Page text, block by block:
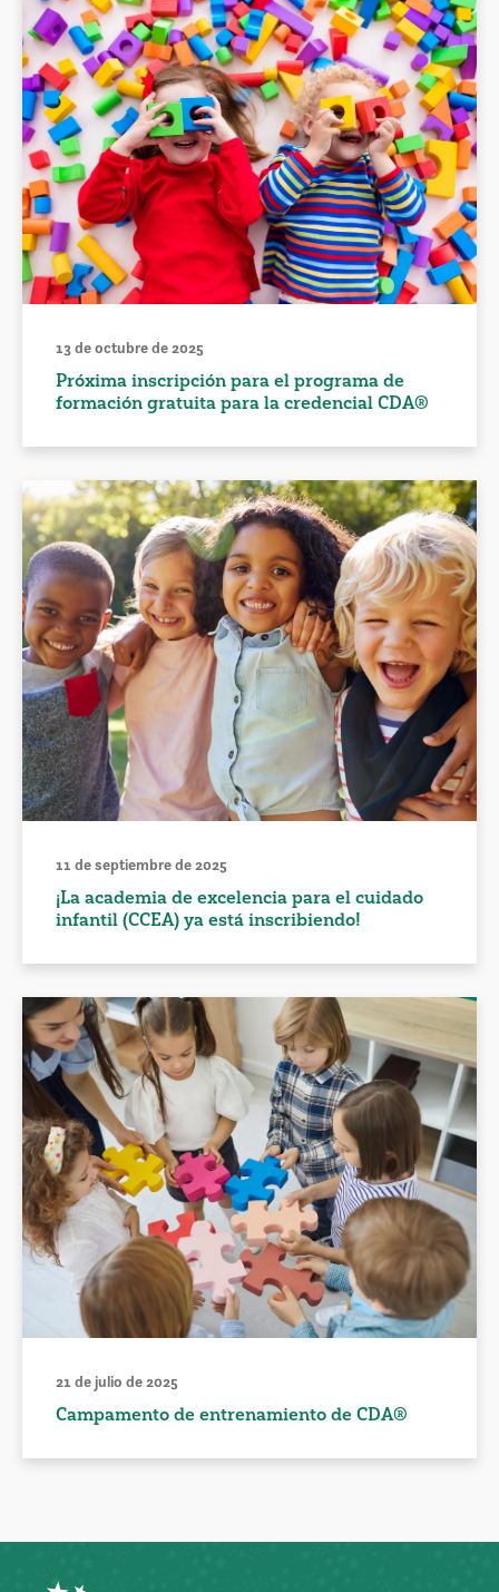
13 de octubre de 2025
Próxima inscripción para el programa de
formación gratuita para la credencial CDA®
11 de septiembre de 2025
¡La academia de excelencia para el cuidado
infantil (CCEA) ya está inscribiendo!
21 de julio de 2025
Campamento de entrenamiento de CDA®